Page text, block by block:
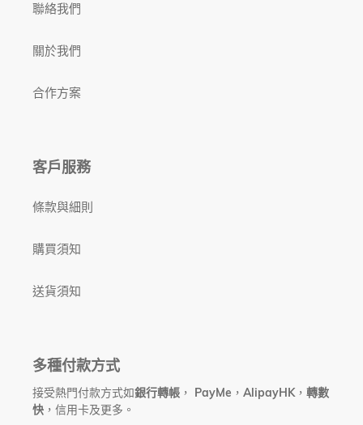
聯絡我們
關於我們
合作方案
客戶服務
條款與細則
購買須知
送貨須知
多種付款方式
接受熱門付款方式如銀行轉帳 ， PayMe ， AlipayHK ， 轉數
快 ，信用卡及更多。